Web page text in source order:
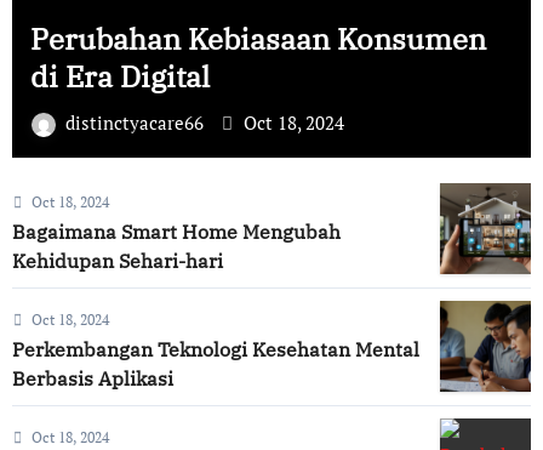
Perubahan Kebiasaan Konsumen
di Era Digital
distinctyacare66 Oct 18, 2024
Oct 18, 2024
Bagaimana Smart Home Mengubah
Kehidupan Sehari-hari
Oct 18, 2024
Perkembangan Teknologi Kesehatan Mental
Berbasis Aplikasi
Oct 18, 2024